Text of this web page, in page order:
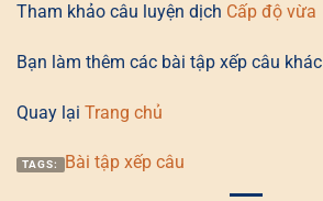
Tham khảo câu luyện dịch Cấp độ vừa
Bạn làm thêm các bài tập xếp câu khác
Quay lại Trang chủ
TAGS: Bài tập xếp câu